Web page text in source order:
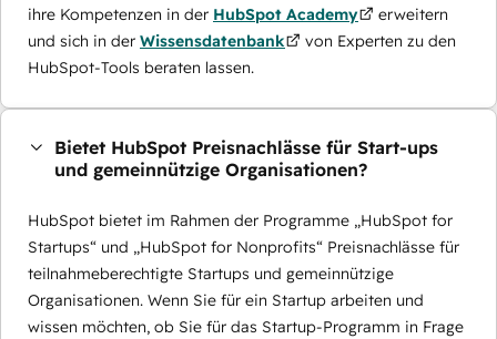
ihre Kompetenzen in der HubSpot Academy
erweitern
und sich in der Wissensdatenbank
von Experten zu den
HubSpot-Tools beraten lassen.
Bietet HubSpot Preisnachlässe für Start-ups
und gemeinnützige Organisationen?
HubSpot bietet im Rahmen der Programme „HubSpot for
Startups“ und „HubSpot for Nonprofits“ Preisnachlässe für
teilnahmeberechtigte Startups und gemeinnützige
Organisationen. Wenn Sie für ein Startup arbeiten und
wissen möchten, ob Sie für das Startup-Programm in Frage